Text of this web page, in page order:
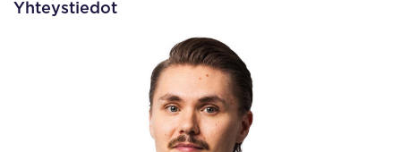
Yhteystiedot